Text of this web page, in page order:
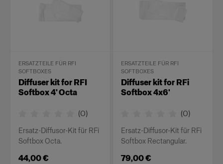
ERSATZTEILE FÜR RFI
SOFTBOXES
Diffuser kit for RFI
Softbox 4' Octa
(0)
Ersatz-Diffusor-Kit für RFi
Softbox Octa.
44,00 €
ERSATZTEILE FÜR RFI
SOFTBOXES
Diffuser kit for RFi
Softbox 4x6'
(0)
Ersatz-Diffusor-Kit für RFi
Softbox Rectangular.
79,00 €